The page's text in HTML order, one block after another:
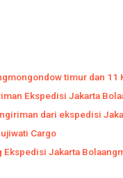
timur dan 11
Ekspedisi Jakarta
dari ekspedisi
Cargo
Ekspedisi Jakarta